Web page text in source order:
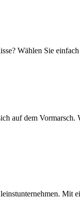
Wählen Sie
auf dem